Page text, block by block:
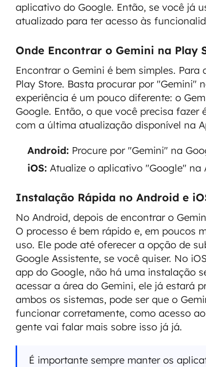
aplicativo do Google. Então, se você já
atualizado para ter acesso às
Onde Encontrar o Gemini na Play
Encontrar o Gemini é bem simples.
Play Store. Basta procurar por "Gemini"
experiência é um pouco diferente: o
Google. Então, o que você precisa
com a última atualização disponível na
Android: Procure por "Gemini" na
iOS: Atualize o aplicativo "Google" na
Instalação Rápida no Android e
No Android, depois de encontrar o
O processo é bem rápido e, em poucos
uso. Ele pode até oferecer a opção de
Google Assistente, se você quiser. No
app do Google, não há uma instalação
acessar a área do Gemini, ele já estará
ambos os sistemas, pode ser que o
funcionar corretamente, como acesso
gente vai falar mais sobre isso já já.
É importante sempre manter os